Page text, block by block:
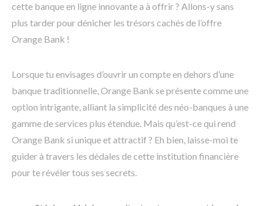
cette banque en ligne innovante a à offrir ? Allons-y sans
plus tarder pour dénicher les trésors cachés de l’offre
Orange Bank !
Lorsque tu envisages d’ouvrir un compte en dehors d’une
banque traditionnelle, Orange Bank se présente comme une
option intrigante, alliant la simplicité des néo-banques à une
gamme de services plus étendue. Mais qu’est-ce qui rend
Orange Bank si unique et attractif ? Eh bien, laisse-moi te
guider à travers les dédales de cette institution financière
pour te révéler tous ses secrets.